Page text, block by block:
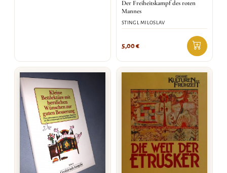
Der Freiheitskampf des roten
Mannes
STINGL MILOSLAV
5,00€